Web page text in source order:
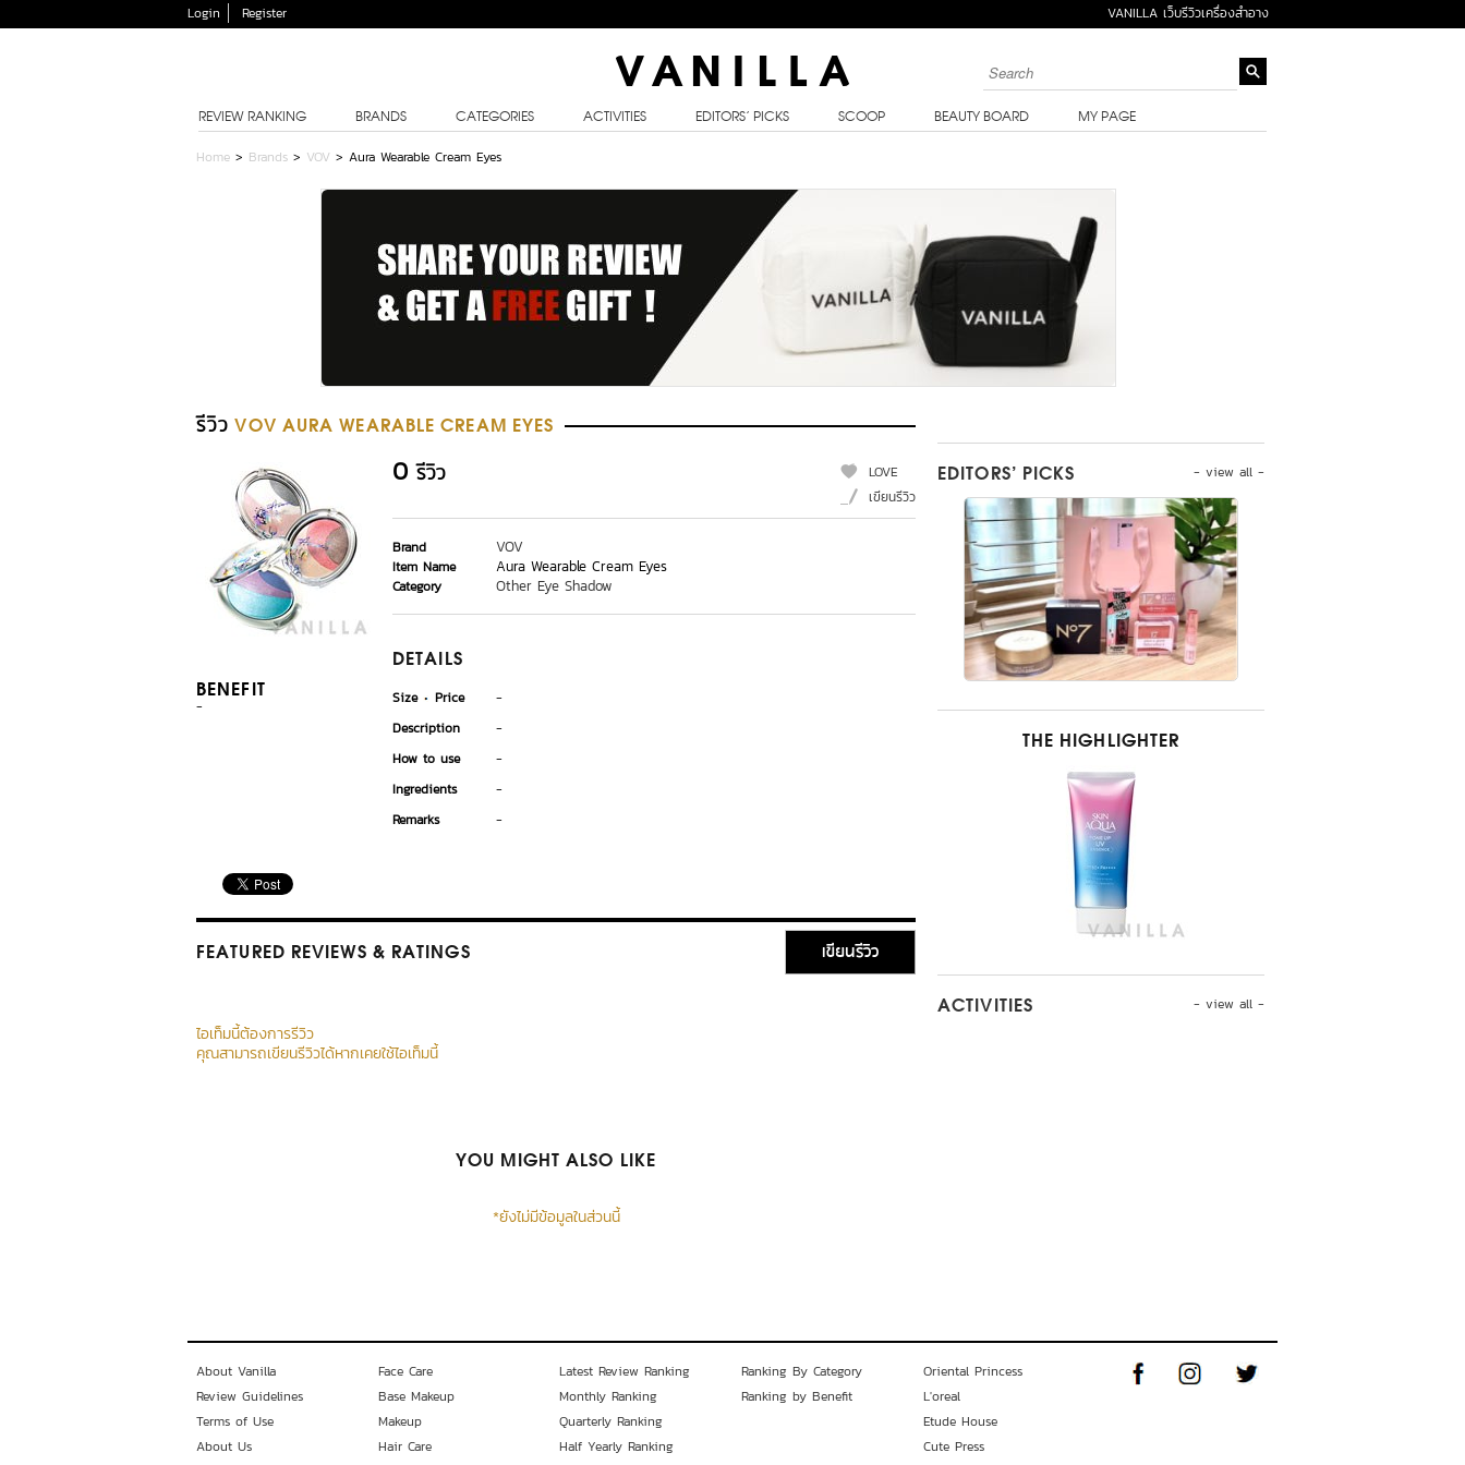
Login Register VANILLA เว็บรีวิวเครื่องสำอาง
REVIEW RANKING BRANDS CATEGORIES ACTIVITIES EDITORS’ PICKS SCOOP BEAUTY BOARD MY PAGE
Home > Brands > VOV > Aura Wearable Cream Eyes
รีวิว VOV AURA WEARABLE CREAM EYES
BENEFIT
-
0 รีวิว
LOVE
เขียนรีวิว
Brand VOV
Item Name Aura Wearable Cream Eyes
Category Other Eye Shadow
DETAILS
Size Price
-
Description
-
How to use
-
Ingredients
-
Remarks
-
FEATURED REVIEWS & RATINGS เขียนรีวิว
ไอเท็มนี้ต้องการรีวิว
คุณสามารถเขียนรีวิวได้หากเคยใช้ไอเท็มนี้
YOU MIGHT ALSO LIKE
*ยังไม่มีข้อมูลในส่วนนี้
- view all -
EDITORS’ PICKS
THE HIGHLIGHTER
- view all -
ACTIVITIES
About Vanilla
Review Guidelines
Terms of Use
About Us
Face Care
Base Makeup
Makeup
Hair Care
Latest Review Ranking
Monthly Ranking
Quarterly Ranking
Half Yearly Ranking
Ranking By Category
Ranking by Benefit
Oriental Princess
L'oreal
Etude House
Cute Press